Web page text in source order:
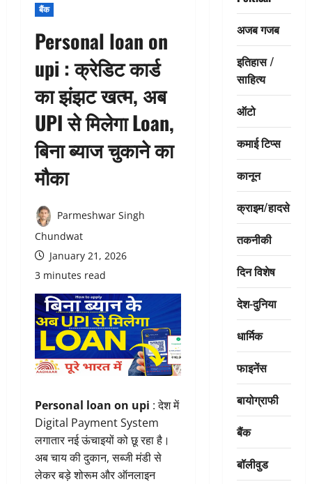
बैंक
Personal loan on
upi : क्रेडिट कार्ड
का झंझट खत्म, अब
UPI से मिलेगा Loan,
बिना ब्याज चुकाने का
मौका
Parmeshwar Singh
Chundwat
January 21, 2026
3 minutes read
Personal loan on upi : देश में
Digital Payment System
लगातार नई ऊंचाइयों को छू रहा है।
अब चाय की दुकान, सब्जी मंडी से
लेकर बड़े शोरूम और ऑनलाइन
अजब गजब
इतिहास /
साहित्य
ऑटो
कमाई टिप्स
कानून
क्राइम/हादसे
तकनीकी
दिन विशेष
देश-दुनिया
धार्मिक
फाइनेंस
बायोग्राफी
बैंक
बॉलीवुड